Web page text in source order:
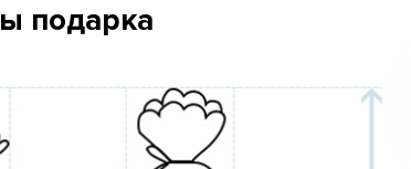
подарка